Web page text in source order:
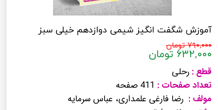
آموزش شگفت انگیز شیمی دوازدهم خیلی سبز
۷۹۰,۰۰۰ تومان
۶۳۲,۰۰۰ تومان
قطع : رحلی
تعداد صفحات :
مولف : رضا فارغی علمداری، عباس سرمایه